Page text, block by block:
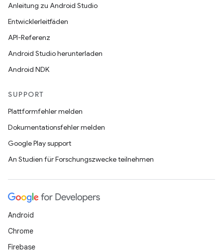
Anleitung zu Android Studio
Entwicklerleitfäden
API-Referenz
Android Studio herunterladen
Android NDK
SUPPORT
Plattformfehler melden
Dokumentationsfehler melden
Google Play support
An Studien für Forschungszwecke teilnehmen
Android
Chrome
Firebase